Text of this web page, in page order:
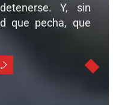
Y, sin
que pecha, que